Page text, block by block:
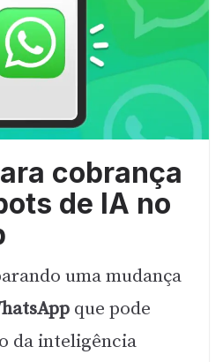
cobrança
de IA no
uma mudança
que pode
da inteligência